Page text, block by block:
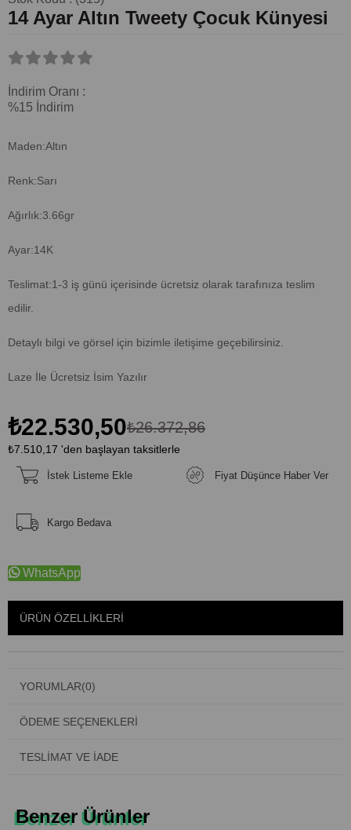
14 Ayar Altın Tweety Çocuk Künyesi
İndirim Oranı :
%15 İndirim
Maden:Altın
Renk:Sarı
Ağırlık:3.66gr
Ayar:14K
Teslimat:1-3 iş günü içerisinde ücretsiz olarak tarafınıza teslim
edilir.
Detaylı bilgi ve görsel için bizimle iletişime geçebilirsiniz.
Laze İle Ücretsiz İsim Yazılır
₺26.372,86
₺22.530,50
₺7.510,17 'den başlayan taksitlerle
İstek Listeme Ekle Fiyat Düşünce Haber Ver
Kargo Bedava
WhatsApp
ÜRÜN ÖZELLIKLERI
YORUMLAR(0)
ÖDEME SEÇENEKLERI
TESLIMAT VE İADE
Benzer Ürünler